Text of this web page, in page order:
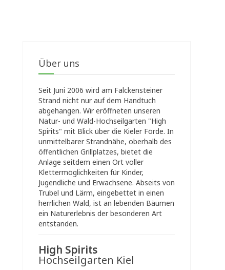
Über uns
Seit Juni 2006 wird am Falckensteiner
Strand nicht nur auf dem Handtuch
abgehangen. Wir eröffneten unseren
Natur- und Wald-Hochseilgarten "High
Spirits" mit Blick über die Kieler Förde. In
unmittelbarer Strandnähe, oberhalb des
öffentlichen Grillplatzes, bietet die
Anlage seitdem einen Ort voller
Klettermöglichkeiten für Kinder,
Jugendliche und Erwachsene. Abseits von
Trubel und Lärm, eingebettet in einen
herrlichen Wald, ist an lebenden Bäumen
ein Naturerlebnis der besonderen Art
entstanden.
High Spirits
Hochseilgarten Kiel